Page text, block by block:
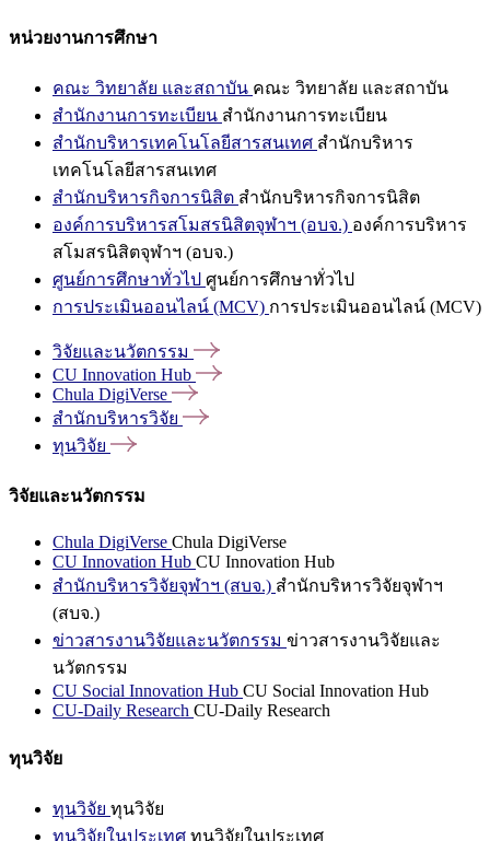
หน่วยงานการศึกษา
คณะ วิทยาลัย และสถาบัน คณะ วิทยาลัย และสถาบัน
สำนักงานการทะเบียน สำนักงานการทะเบียน
สำนักบริหารเทคโนโลยีสารสนเทศ สำนักบริหาร
เทคโนโลยีสารสนเทศ
สำนักบริหารกิจการนิสิต สำนักบริหารกิจการนิสิต
องค์การบริหารสโมสรนิสิตจุฬาฯ (อบจ.) องค์การบริหาร
สโมสรนิสิตจุฬาฯ (อบจ.)
ศูนย์การศึกษาทั่วไป ศูนย์การศึกษาทั่วไป
การประเมินออนไลน์ (MCV) การประเมินออนไลน์ (MCV)
วิจัยและนวัตกรรม
CU Innovation Hub
Chula DigiVerse
สำนักบริหารวิจัย
ทุนวิจัย
วิจัยและนวัตกรรม
Chula DigiVerse Chula DigiVerse
CU Innovation Hub CU Innovation Hub
สำนักบริหารวิจัยจุฬาฯ (สบจ.) สำนักบริหารวิจัยจุฬาฯ
(สบจ.)
ข่าวสารงานวิจัยและนวัตกรรม ข่าวสารงานวิจัยและ
นวัตกรรม
CU Social Innovation Hub CU Social Innovation Hub
CU-Daily Research CU-Daily Research
ทุนวิจัย
ทุนวิจัย ทุนวิจัย
ทุนวิจัยในประเทศ ทุนวิจัยในประเทศ